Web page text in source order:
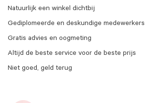
Natuurlijk een winkel dichtbij
Gediplomeerde en deskundige medewerkers
Gratis advies en oogmeting
Altijd de beste service voor de beste prijs
Niet goed, geld terug